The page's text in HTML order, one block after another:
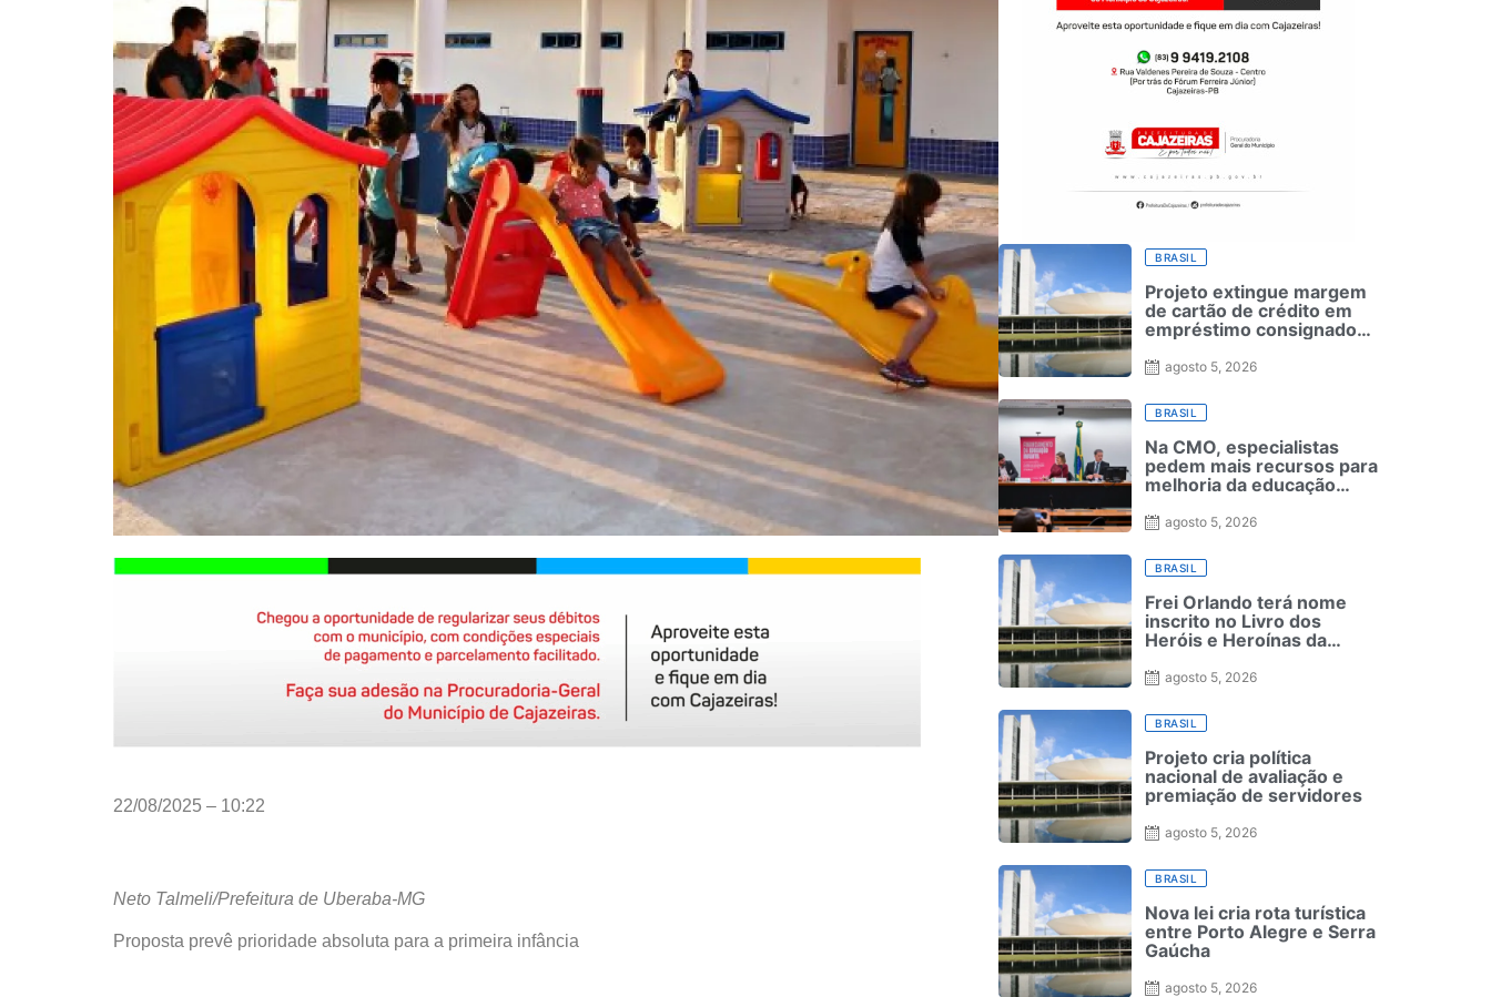
22/08/2025 – 10:22
Neto Talmeli/Prefeitura de Uberaba-MG
Proposta prevê prioridade absoluta para a primeira infância
BRASIL
Projeto extingue margem
de cartão de crédito em
empréstimo consignado
agosto 5, 2026
BRASIL
Na CMO, especialistas
pedem mais recursos para
melhoria da educação
agosto 5, 2026
BRASIL
Frei Orlando terá nome
inscrito no Livro dos
Heróis e Heroínas da
agosto 5, 2026
BRASIL
Projeto cria política
nacional de avaliação e
premiação de servidores
agosto 5, 2026
BRASIL
Nova lei cria rota turística
entre Porto Alegre e Serra
Gaúcha
agosto 5, 2026